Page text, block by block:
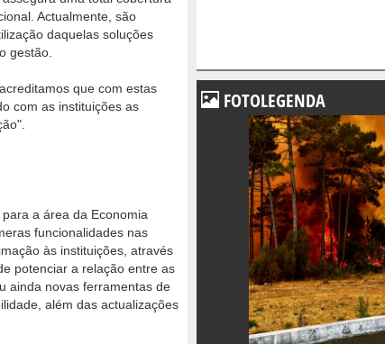
Actualmente, são
daquelas soluções
gestão.
que com estas
com as instituições as
a área da Economia
funcionalidades nas
às instituições, através
potenciar a relação entre as
ainda novas ferramentas de
além das actualizações
FOTOLEGENDA